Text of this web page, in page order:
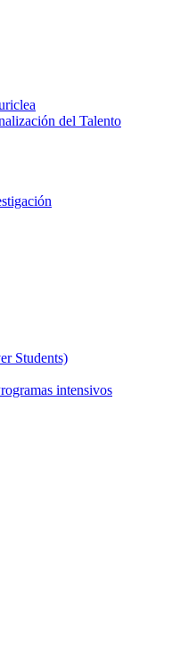
del Talento
Students)
intensivos